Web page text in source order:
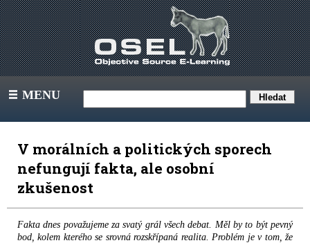
III MENU
V morálních a politických sporech
nefungují fakta, ale osobní
zkušenost
Fakta dnes považujeme za svatý grál všech debat. Měl by to být pevný
bod, kolem kterého se srovná rozskřípaná realita. Problém je v tom, že